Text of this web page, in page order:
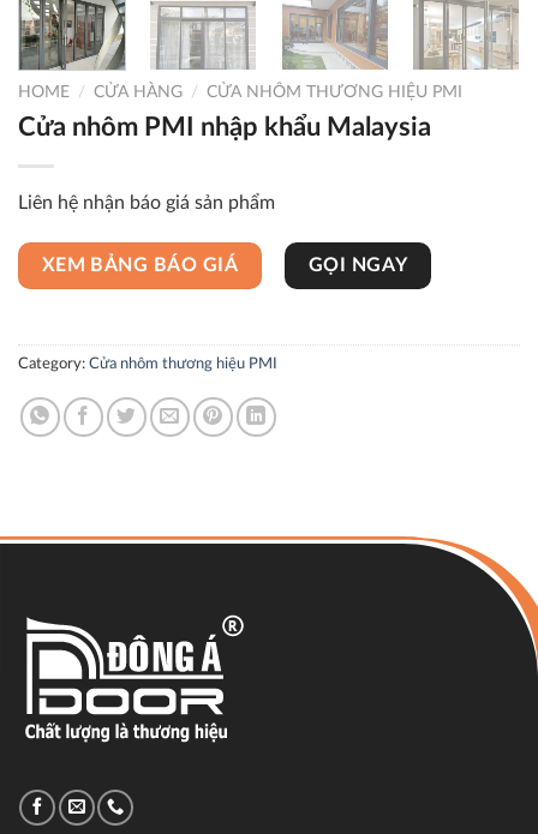
HOME / CỬA HÀNG / CỬA NHÔM THƯƠNG HIỆU PMI
Cửa nhôm PMI nhập khẩu Malaysia
Liên hệ nhận báo giá sản phẩm
XEM BẢNG BÁO GIÁ GỌI NGAY
Category: Cửa nhôm thương hiệu PMI